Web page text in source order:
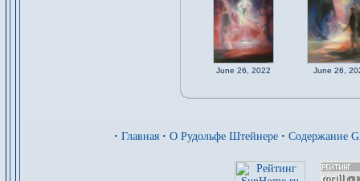
June 26, 2022 June 26,
· Главная · О Рудольфе Штейнере · Содержание